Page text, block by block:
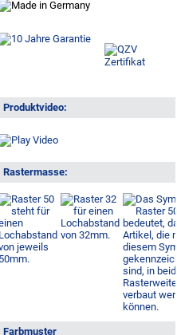
Produktvideo:
Rastermasse:
Farbmuster